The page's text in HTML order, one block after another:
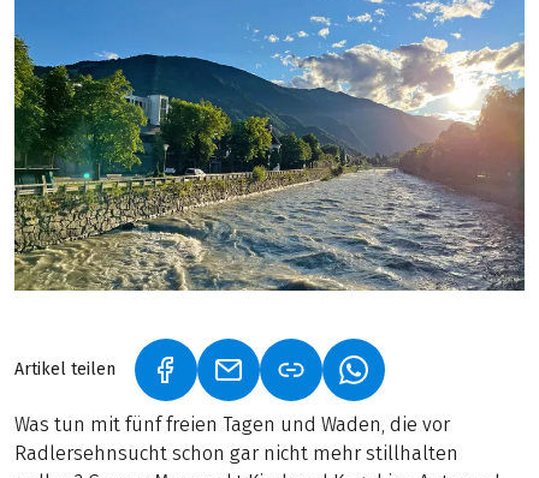
Artikel teilen (LINK ÖFFNET IN NEUEM TAB)
(LINK ÖFFNET IN NEUEM TAB)
(LINK ÖFFNET IN
Was tun mit fünf freien Tagen und Waden, die vor
Radlersehnsucht schon gar nicht mehr stillhalten